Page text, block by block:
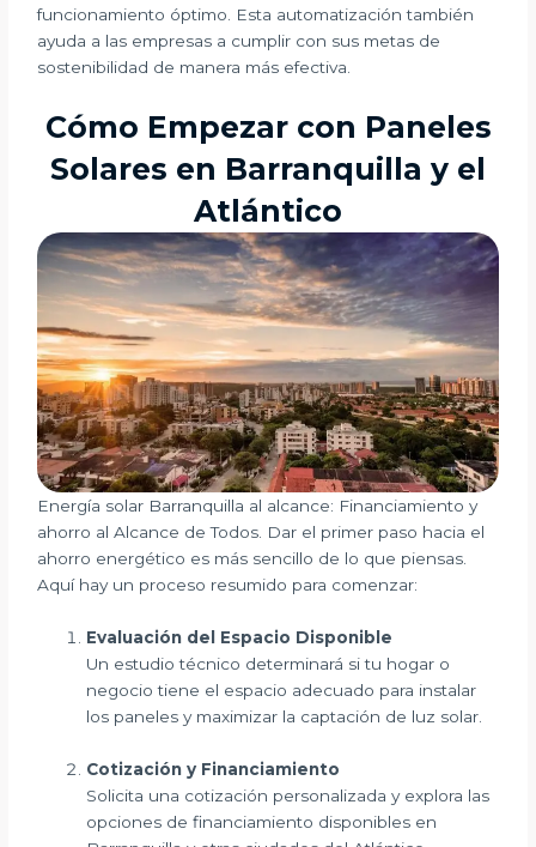
funcionamiento óptimo. Esta automatización también
ayuda a las empresas a cumplir con sus metas de
sostenibilidad de manera más efectiva.
Cómo Empezar con Paneles
Solares en Barranquilla y el
Atlántico
Energía solar Barranquilla al alcance: Financiamiento y
ahorro al Alcance de Todos. Dar el primer paso hacia el
ahorro energético es más sencillo de lo que piensas.
Aquí hay un proceso resumido para comenzar:
Evaluación del Espacio Disponible
Un estudio técnico determinará si tu hogar o
negocio tiene el espacio adecuado para instalar
los paneles y maximizar la captación de luz solar.
Cotización y Financiamiento
Solicita una cotización personalizada y explora las
opciones de financiamiento disponibles en